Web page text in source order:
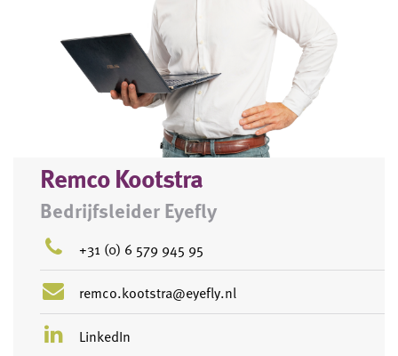
Remco Kootstra
Bedrijfsleider Eyefly
+31 (0) 6 579 945 95
remco.kootstra@eyefly.nl
LinkedIn